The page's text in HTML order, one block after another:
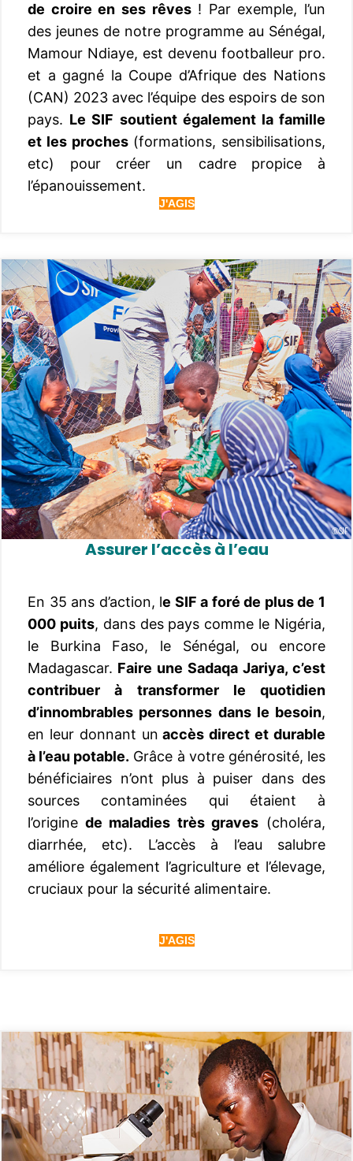
de croire en ses rêves! Par exemple, l’un
des jeunes de notre programme au Sénégal,
Mamour Ndiaye, est devenu footballeur pro.
et a gagné la Coupe d’Afrique des Nations
(CAN) 2023 avec l’équipe des espoirs de son
pays. Le SIF soutient également la famille
et les proches(formations, sensibilisations,
etc) pour créer un cadre propice à
l’épanouissement.
J'AGIS
Assurer l’accèsà l’eau
En 35 ans d’action, le SIF a foré de plus de 1
000 puits, dans des pays comme le Nigéria,
le Burkina Faso, le Sénégal, ou encore
Madagascar. Faire une Sadaqa Jariya, c’est
contribuer à transformer le quotidien
d’innombrables personnes dans le besoin,
en leur donnant un accès direct et durable
à l’eau potable. Grâce à votre générosité, les
bénéficiaires n’ont plus à puiser dans des
sources contaminées qui étaient à
l’origine de maladies très graves (choléra,
diarrhée, etc). L’accès à l’eau salubre
améliore également l’agriculture et l’élevage,
cruciaux pour la sécurité alimentaire.
J'AGIS